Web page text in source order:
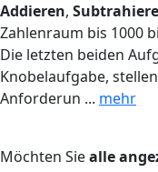
Addieren,
Zahlenraum bis 1000
Die letzten beiden
Knobelaufgabe,
Anforderun ... mehr
Möchten Siealle